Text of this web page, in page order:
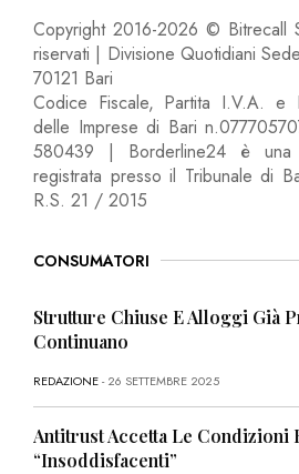
Copyright 2016-2026 © Bitrecall
riservati | Divisione Quotidiani
70121 Bari
Codice Fiscale, Partita I.V.A. e
delle Imprese di Bari
580439 | Borderline24 è una
registrata presso il Tribunale di
R.S. 21 / 2015
CONSUMATORI
Strutture Chiuse E Alloggi Già
Continuano
REDAZIONE- 26 SETTEMBRE 2025
Antitrust Accetta Le Condizioni
“Insoddisfacenti”